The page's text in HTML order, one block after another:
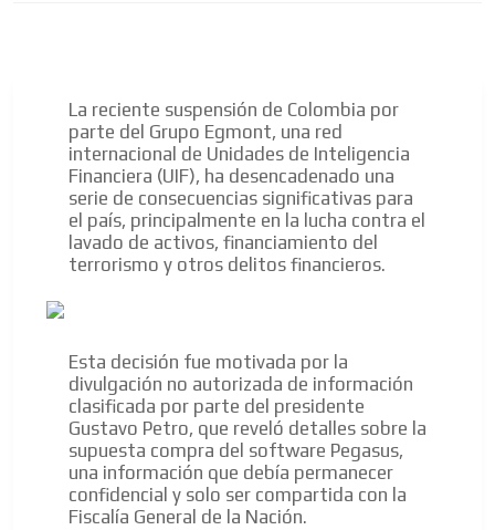
La reciente suspensión de Colombia por
parte del Grupo Egmont, una red
internacional de Unidades de Inteligencia
Financiera (UIF), ha desencadenado una
serie de consecuencias significativas para
el país, principalmente en la lucha contra el
lavado de activos, financiamiento del
terrorismo y otros delitos financieros.
Esta decisión fue motivada por la
divulgación no autorizada de información
clasificada por parte del presidente
Gustavo Petro, que reveló detalles sobre la
supuesta compra del software Pegasus,
una información que debía permanecer
confidencial y solo ser compartida con la
Fiscalía General de la Nación.